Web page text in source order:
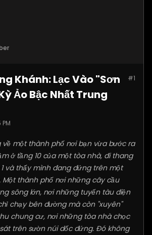
#1
Khánh: Lạc Vào "Sơn
Ảo Bậc Nhất Trung
một thành phố nơi bạn vừa bước ra
ở tầng 10 của một tòa nhà, đi thang
và thấy mình đang đứng trên một
Một thành phố nơi những cây cầu
sông lớn, nơi những tuyến tàu điện
chạy bên đường mà còn "xuyên"
chung cư, nơi những tòa nhà chọc
trên sườn núi dốc đứng. Đó không